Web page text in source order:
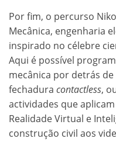
Por fim, o percurso
Mecânica, engenharia
inspirado no célebre
Aqui é possível
mecânica por detrás
fechadura contactless,
actividades que
Realidade Virtual e
construção civil aos